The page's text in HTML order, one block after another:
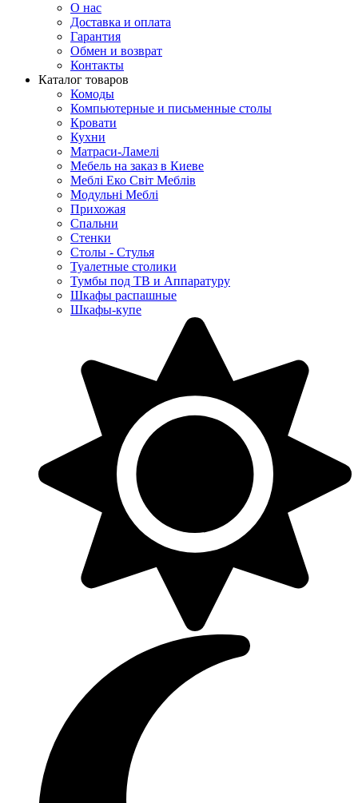
О нас
Доставка и оплата
Гарантия
Обмен и возврат
Контакты
Каталог товаров
Комоды
Компьютерные и письменные столы
Кровати
Кухни
Матраси-Ламелі
Мебель на заказ в Киеве
Меблі Еко Світ Меблів
Модульні Меблі
Прихожая
Спальни
Стенки
Столы - Стулья
Туалетные столики
Тумбы под ТВ и Аппаратуру
Шкафы распашные
Шкафы-купе